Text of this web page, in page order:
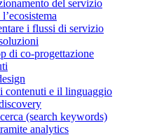
del servizio
i flussi di servizio
di co-progettazione
contenuti e il linguaggio
(search keywords)
analytics